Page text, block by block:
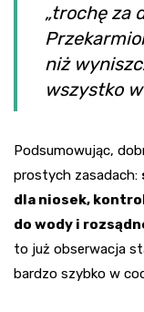
„trochę za
niż
wszystko
Podsumowując,
prostych zasadach:
dla niosek,
do wody i
to już obserwacja
bardzo szybko w